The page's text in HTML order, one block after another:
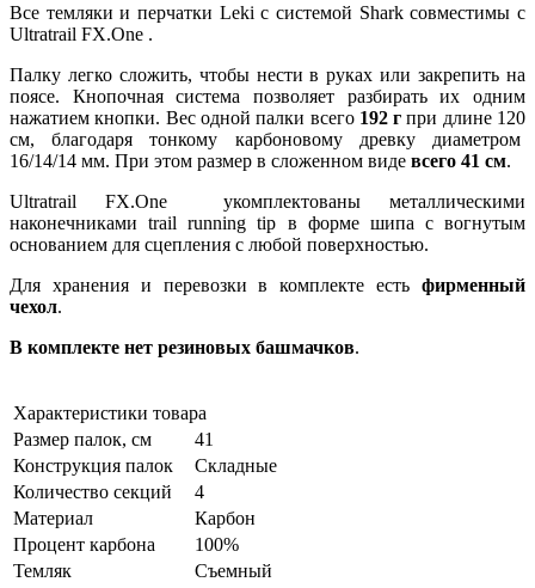
Все темляки и перчатки Leki с системой Shark совместимы с
Ultratrail FX.One .
Палку легко сложить, чтобы нести в руках или закрепить на
поясе. Кнопочная система позволяет разбирать их одним
нажатием кнопки. Вес одной палки всего 192 г при длине 120
см, благодаря тонкому карбоновому древку диаметром
16/14/14 мм. При этом размер в сложенном виде всего 41 см.
Ultratrail FX.One укомплектованы металлическими
наконечниками trail running tip в форме шипа с вогнутым
основанием для сцепления с любой поверхностью.
Для хранения и перевозки в комплекте есть фирменный
чехол.
В комплекте нет резиновых башмачков.
Характеристики товара
Размер палок, см
41
Конструкция палок
Складные
Количество секций
4
Материал
Карбон
Процент карбона
100%
Темляк
Съемный